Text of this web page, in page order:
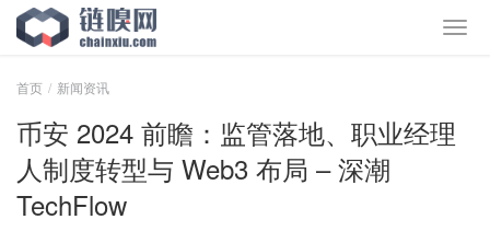
首页 新闻资讯
币安 2024 前瞻：监管落地、职业经理
人制度转型与 Web3 布局 – 深潮
TechFlow